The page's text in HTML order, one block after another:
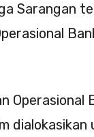
Sarangan
Operasional